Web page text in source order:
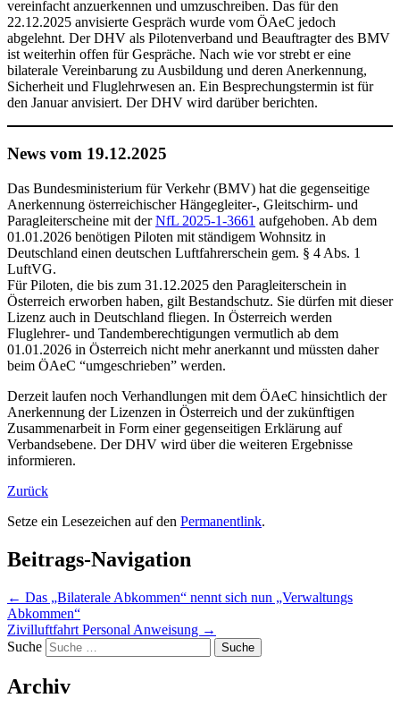
vereinfacht anzuerkennen und umzuschreiben. Das für den
22.12.2025 anvisierte Gespräch wurde vom ÖAeC jedoch
abgelehnt. Der DHV als Pilotenverband und Beauftragter des BMV
ist weiterhin offen für Gespräche. Nach wie vor strebt er eine
bilaterale Vereinbarung zu Ausbildung und deren Anerkennung,
Sicherheit und Fluglehrwesen an. Ein Besprechungstermin ist für
den Januar anvisiert. Der DHV wird darüber berichten.
News vom 19.12.2025
Das Bundesministerium für Verkehr (BMV) hat die gegenseitige
Anerkennung österreichischer Hängegleiter-, Gleitschirm- und
Paragleiterscheine mit derNfL 2025-1-3661 aufgehoben. Ab dem
01.01.2026 benötigen Piloten mit ständigem Wohnsitz in
Deutschland einen deutschen Luftfahrerschein gem. § 4 Abs. 1
LuftVG.
Für Piloten, die bis zum 31.12.2025 den Paragleiterschein in
Österreich erworben haben, gilt Bestandschutz. Sie dürfen mit dieser
Lizenz auch in Deutschland fliegen. In Österreich werden
Fluglehrer- und Tandemberechtigungen vermutlich ab dem
01.01.2026 in Österreich nicht mehr anerkannt und müssten daher
beim ÖAeC “umgeschrieben” werden.
Derzeit laufen noch Verhandlungen mit dem ÖAeC hinsichtlich der
Anerkennung der Lizenzen in Österreich und der zukünftigen
Zusammenarbeit in Form einer gegenseitigen Erklärung auf
Verbandsebene. Der DHV wird über die weiteren Ergebnisse
informieren.
Zurück
Setze ein Lesezeichen auf den Permanentlink.
Beitrags-Navigation
← Das „Bilaterale Abkommen“ nennt sich nun „Verwaltungs
Abkommen“
Zivilluftfahrt Personal Anweisung →
Suche
Archiv